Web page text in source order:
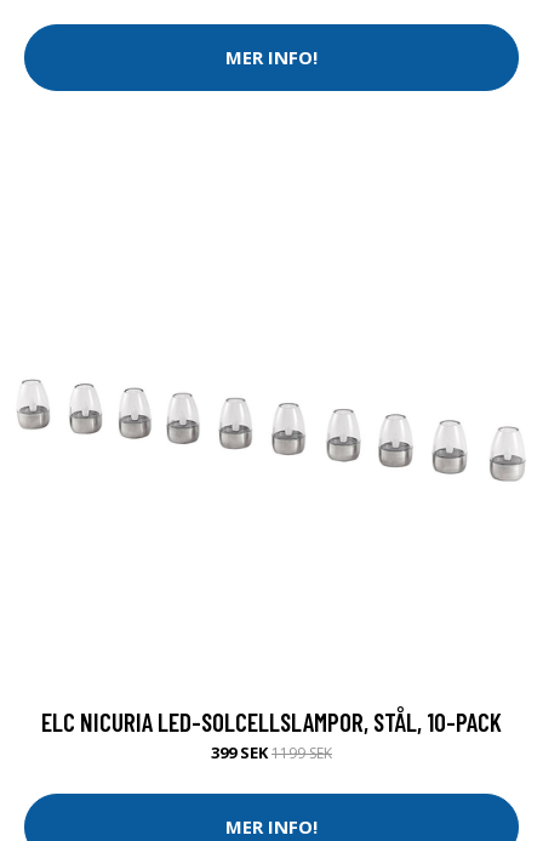
MER INFO!
ELC NICURIA LED-SOLCELLSLAMPOR, STÅL, 10-PACK
399 SEK1199 SEK
MER INFO!